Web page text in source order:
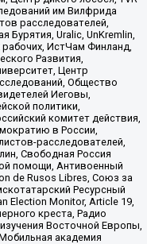
им Вилфрида
расследователей,
Uralic, UnKremlin,
ИстЧам Финланд,
Развития,
Центр
Общество
Иеговы,
политики,
комитет действия,
в России,
расследователей,
Свободная Россия
помощи, Антивоенный
de Rusos Libres, Союз за
Ресурсный
Election Monitor, Article 19,
креста, Радио
Восточной Европы,
академия